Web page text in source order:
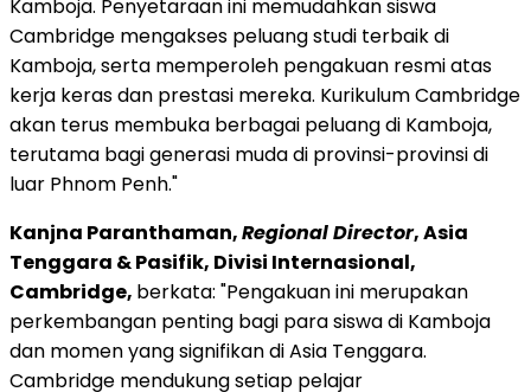
Kamboja. Penyetaraan ini memudahkan siswa
Cambridge mengakses peluang studi terbaik di
Kamboja, serta memperoleh pengakuan resmi atas
kerja keras dan prestasi mereka. Kurikulum Cambridge
akan terus membuka berbagai peluang di Kamboja,
terutama bagi generasi muda di provinsi-provinsi di
luar Phnom Penh."
Kanjna Paranthaman,Regional Director,Asia
Tenggara & Pasifik, Divisi Internasional,
Cambridge, berkata: "Pengakuan ini merupakan
perkembangan penting bagi para siswa di Kamboja
dan momen yang signifikan diAsia Tenggara.
Cambridge mendukung setiap pelajar